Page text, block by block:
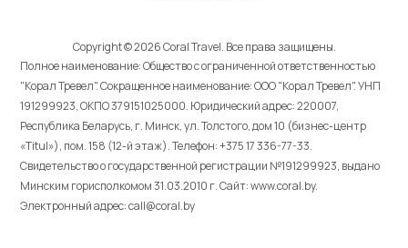
Copyright © 2026 Coral Travel. Все права защищены.
Полное наименование: Общество с ограниченной ответственностью
"Корал Тревел". Сокращенное наименование: ООО "Корал Тревел". УНП
191299923, ОКПО 379151025000. Юридический адрес: 220007,
Республика Беларусь, г. Минск, ул. Толстого, дом 10 (бизнес-центр
«Titul»), пом. 158 (12-й этаж). Телефон: +375 17 336-77-33.
Свидетельство о государственной регистрации №191299923, выдано
Минским горисполкомом 31.03.2010 г. Cайт: www.coral.by.
Электронный адрес: call@coral.by